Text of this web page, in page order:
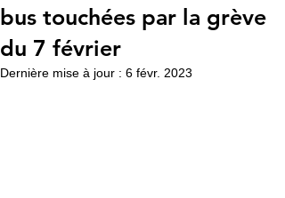
bus touchées par la grève
du 7 février
Dernière mise à jour : 6 févr. 2023